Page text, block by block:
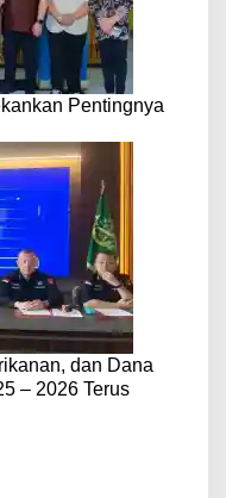
Pentingnya
dan Dana
– 2026 Terus